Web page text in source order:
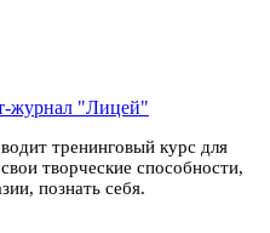
журнал "Лицей"
тренинговый курс для
творческие способности,
познать себя.